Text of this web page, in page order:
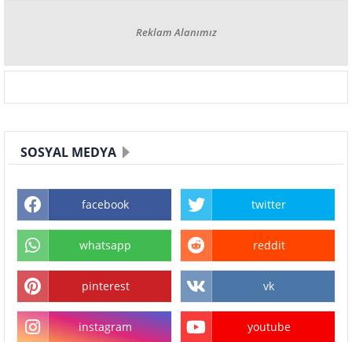
Reklam Alanımız
SOSYAL MEDYA
facebook twitter
whatsapp reddit
pinterest vk
instagram youtube